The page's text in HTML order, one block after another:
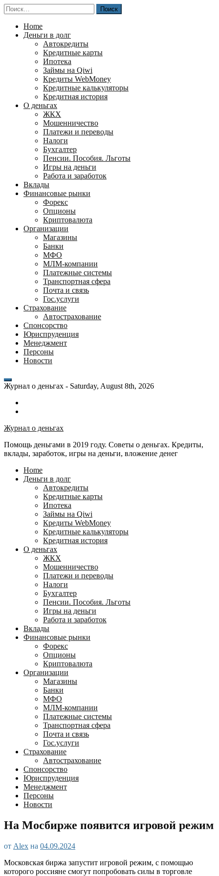
Перейти
к
содержимому
Найти:
Home
Деньги в долг
Автокредиты
Кредитные карты
Ипотека
Займы на Qiwi
Кредиты WebMoney
Кредитные калькуляторы
Кредитная история
О деньгах
ЖКХ
Мошенничество
Платежи и переводы
Налоги
Бухгалтер
Пенсии. Пособия. Льготы
Игры на деньги
Работа и заработок
Вклады
Финансовые рынки
Форекс
Опционы
Криптовалюта
Организации
Магазины
Банки
МФО
МЛМ-компании
Платежные системы
Транспортная сфера
Почта и связь
Гос.услуги
Страхование
Автострахование
Спонсорство
Юриспруденция
Менеджмент
Персоны
Новости
Журнал о деньгах - Saturday, August 8th, 2026
банка
24
для
лиц
взять
WebMoney?
Журнал о деньгах
Помощь деньгами в 2019 году. Советы о деньгах. Кредиты,
вклады, заработок, игры на деньги, вложение денег
Home
Деньги в долг
Автокредиты
Кредитные карты
Ипотека
Займы на Qiwi
Кредиты WebMoney
Кредитные калькуляторы
Кредитная история
О деньгах
ЖКХ
Мошенничество
Платежи и переводы
Налоги
Бухгалтер
Пенсии. Пособия. Льготы
Игры на деньги
Работа и заработок
Вклады
Финансовые рынки
Форекс
Опционы
Криптовалюта
Организации
Магазины
Банки
МФО
МЛМ-компании
Платежные системы
Транспортная сфера
Почта и связь
Гос.услуги
Страхование
Автострахование
Спонсорство
Юриспруденция
Менеджмент
Персоны
Новости
На Мосбирже появится игровой режим
от Alex на 04.09.2024
Московская биржа запустит игровой режим, с помощью
которого россияне смогут попробовать силы в торговле